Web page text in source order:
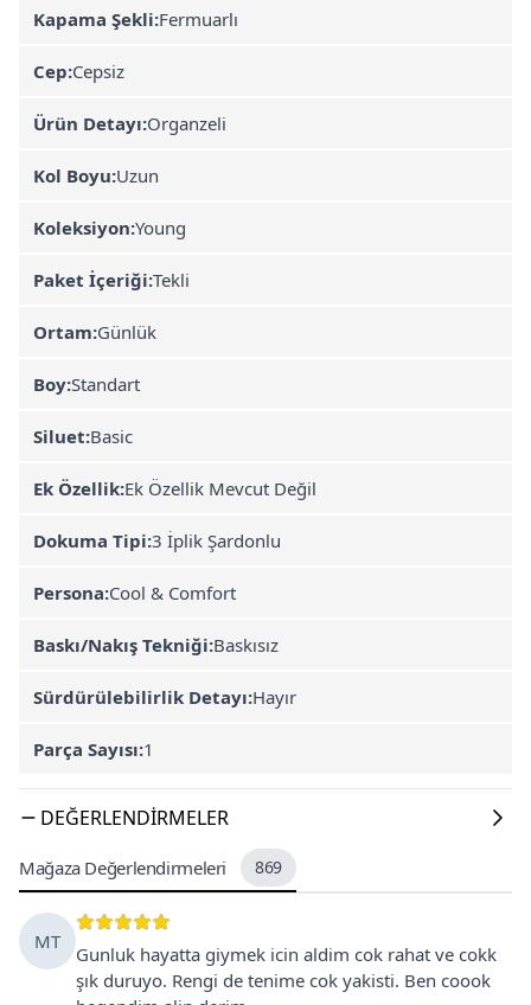
Kapama Şekli:Fermuarlı
Cep:Cepsiz
Ürün Detayı:Organzeli
Kol Boyu:Uzun
Koleksiyon:Young
Paket İçeriği:Tekli
Ortam:Günlük
Boy:Standart
Siluet:Basic
Ek Özellik:Ek Özellik Mevcut Değil
Dokuma Tipi:3 İplik Şardonlu
Persona:Cool & Comfort
Baskı/Nakış Tekniği:Baskısız
Sürdürülebilirlik Detayı:Hayır
Parça Sayısı:1
DEĞERLENDIRMELER
Mağaza Değerlendirmeleri 869
MT
Gunluk hayatta giymek icin aldim cok rahat ve cokk
şık duruyo. Rengi de tenime cok yakisti. Ben coook